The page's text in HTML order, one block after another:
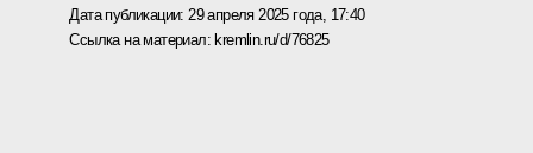
Дата публикации: 29 апреля 2025 года, 17:40
Ссылка на материал: kremlin.ru/d/76825